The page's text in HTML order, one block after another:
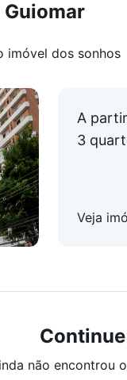
imóvel dos sonhos
A
3
Veja
não encontrou